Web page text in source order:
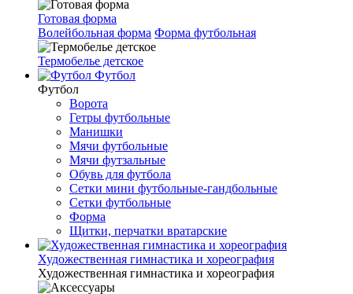
Готовая форма
Волейбольная форма Форма футбольная
Термобелье детское
Футбол
Футбол
Ворота
Гетры футбольные
Манишки
Мячи футбольные
Мячи футзальные
Обувь для футбола
Сетки мини футбольные-гандбольные
Сетки футбольные
Форма
Щитки, перчатки вратарские
Художественная гимнастика и хореография
Художественная гимнастика и хореография